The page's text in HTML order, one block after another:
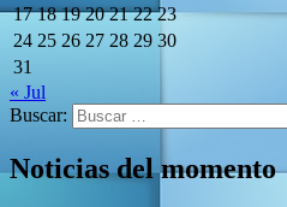
17 18 19 20 21 22 23
24 25 26 27 28 29 30
31
« Jul
Buscar:
Noticias del momento